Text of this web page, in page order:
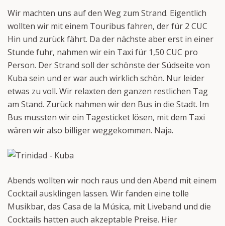
Wir machten uns auf den Weg zum Strand. Eigentlich
wollten wir mit einem Touribus fahren, der für 2 CUC
Hin und zurück fährt. Da der nächste aber erst in einer
Stunde fuhr, nahmen wir ein Taxi für 1,50 CUC pro
Person. Der Strand soll der schönste der Südseite von
Kuba sein und er war auch wirklich schön. Nur leider
etwas zu voll. Wir relaxten den ganzen restlichen Tag
am Stand. Zurück nahmen wir den Bus in die Stadt. Im
Bus mussten wir ein Tagesticket lösen, mit dem Taxi
wären wir also billiger weggekommen. Naja.
Abends wollten wir noch raus und den Abend mit einem
Cocktail ausklingen lassen. Wir fanden eine tolle
Musikbar, das Casa de la Música, mit Liveband und die
Cocktails hatten auch akzeptable Preise. Hier